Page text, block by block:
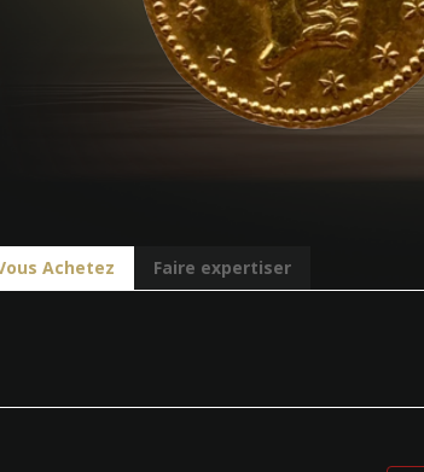
Achetez Faire expertiser